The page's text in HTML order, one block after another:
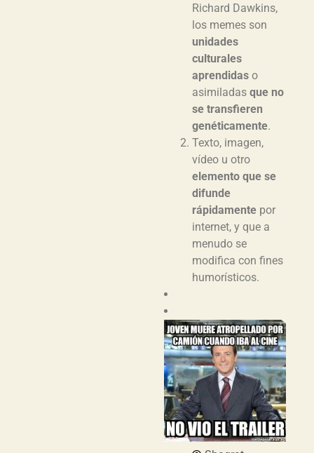
Richard Dawkins,
los memes son
unidades
culturales
aprendidas o
asimiladas que no
se transfieren
genéticamente.
Texto, imagen,
vídeo u otro
elemento que se
difunde
rápidamente por
internet, y que a
menudo se
modifica con fines
humorísticos.